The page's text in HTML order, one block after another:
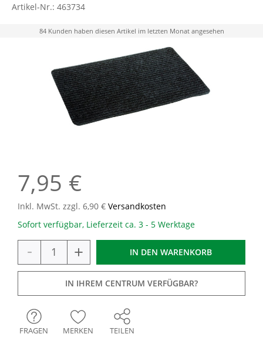
Artikel-Nr.: 463734
84 Kunden haben diesen Artikel im letzten Monat angesehen
7,95 €
Inkl. MwSt. zzgl. 6,90 € Versandkosten
Sofort verfügbar, Lieferzeit ca. 3 - 5 Werktage
- + IN DEN WARENKORB
IN IHREM CENTRUM VERFÜGBAR?
FRAGEN MERKEN TEILEN